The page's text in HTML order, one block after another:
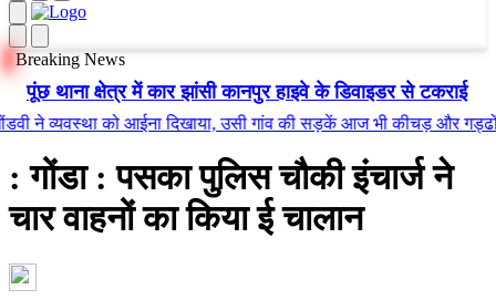
Breaking News
पूंछ थाना क्षेत्र में कार झांसी कानपुर हाइवे के डिवाइडर से टकराई
व्यवस्था को आईना दिखाया, उसी गांव की सड़कें आज भी कीचड़ और गड्ढों में
: गोंडा : पसका पुलिस चौकी इंचार्ज ने
चार वाहनों का किया ई चालान